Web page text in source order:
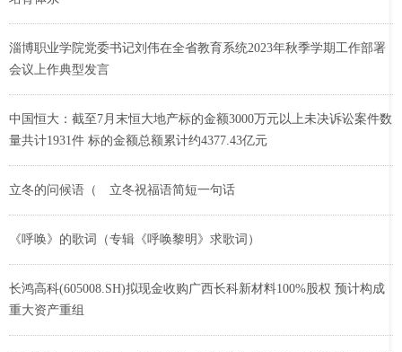
淄博职业学院党委书记刘伟在全省教育系统2023年秋季学期工作部署
会议上作典型发言
中国恒大：截至7月末恒大地产标的金额3000万元以上未决诉讼案件数
量共计1931件 标的金额总额累计约4377.43亿元
立冬的问候语（ 立冬祝福语简短一句话
《呼唤》的歌词（专辑《呼唤黎明》求歌词）
长鸿高科(605008.SH)拟现金收购广西长科新材料100%股权 预计构成
重大资产重组